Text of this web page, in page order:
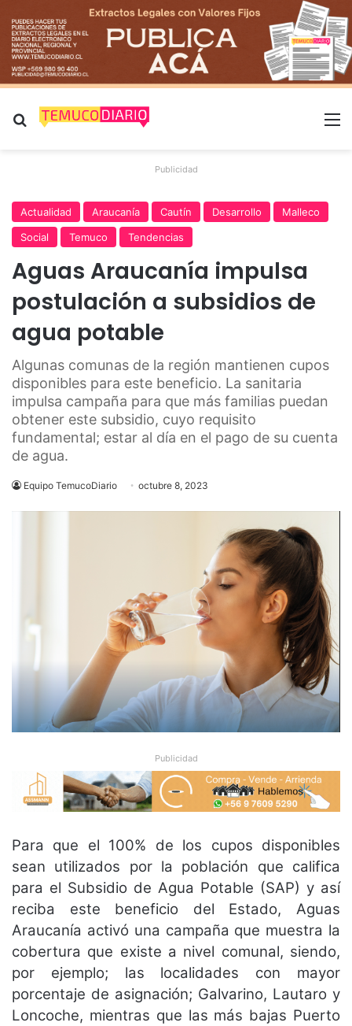
Buscar por
Publicidad
Actualidad Araucanía Cautín Desarrollo
Malleco
Social
Temuco Tendencias
Aguas Araucanía impulsa
postulación a subsidios de
agua potable
Algunas comunas de la región mantienen cupos
disponibles para este beneficio. La sanitaria
impulsa campaña para que más familias puedan
obtener este subsidio, cuyo requisito
fundamental; estar al día en el pago de su cuenta
de agua.
Equipo TemucoDiario octubre 8, 2023
Publicidad
Para que el 100% de los cupos disponibles
sean utilizados por la población que califica
para el Subsidio de Agua Potable (SAP) y así
reciba este beneficio del Estado, Aguas
Araucanía activó una campaña que muestra la
cobertura que existe a nivel comunal, siendo,
por ejemplo; las localidades con mayor
porcentaje de asignación; Galvarino, Lautaro y
Loncoche, mientras que las más bajas Puerto